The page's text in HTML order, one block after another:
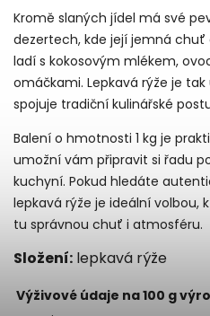
Kromě slaných jídel má své
dezertech, kde její jemná
ladí s kokosovým mlékem,
omáčkami. Lepkavá rýže je
spojuje tradiční kulinářské
Balení o hmotnosti 1 kg je
umožní vám připravit si řadu
kuchyní. Pokud hledáte
lepkavá rýže je ideální
tu správnou chuť i atmosféru.
Složení: lepkavá rýže
Výživové údaje na 100 g